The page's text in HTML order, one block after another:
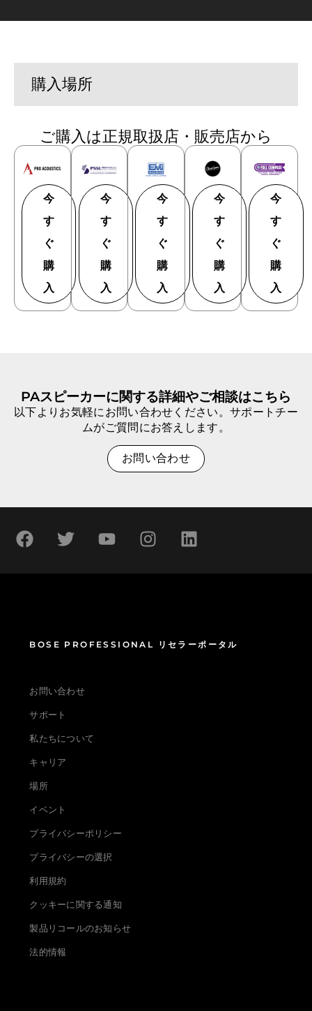
購入場所
ご購入は正規取扱店・販売店から
今
す
ぐ
購
入
今
す
ぐ
購
入
今
す
ぐ
購
入
今
す
ぐ
購
入
今
す
ぐ
購
入
PAスピーカーに関する詳細やご相談はこちら
以下よりお気軽にお問い合わせください。サポートチー
ムがご質問にお答えします。
お問い合わせ
BOSE PROFESSIONAL リセラーポータル
お問い合わせ
サポート
私たちについて
キャリア
場所
イベント
プライバシーポリシー
プライバシーの選択
利用規約
クッキーに関する通知
製品リコールのお知らせ
法的情報